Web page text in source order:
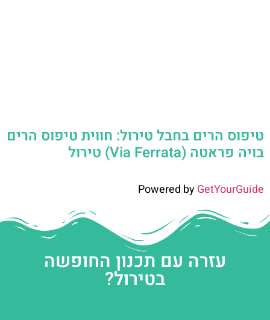
טיפוס הרים בחבל טירול: חווית טיפוס הרים
בויה פראטה (Via Ferrata) טירול
Powered byGetYourGuide
עזרה עם תכנון החופשה
בטירול?